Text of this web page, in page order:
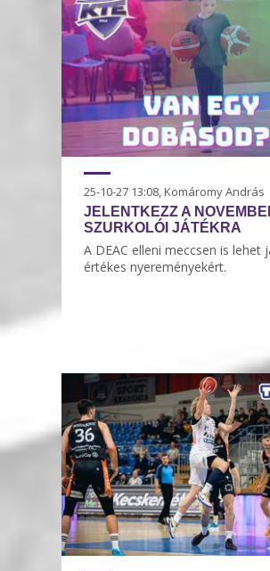
25-10-27 13:08, Komáromy András
JELENTKEZZ A
SZURKOLÓI JÁTÉKRA
A DEAC elleni meccsen is lehet
értékes nyereményekért.